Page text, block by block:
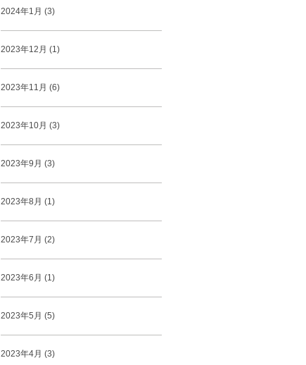
2024年1月 (3)
2023年12月 (1)
2023年11月 (6)
2023年10月 (3)
2023年9月 (3)
2023年8月 (1)
2023年7月 (2)
2023年6月 (1)
2023年5月 (5)
2023年4月 (3)